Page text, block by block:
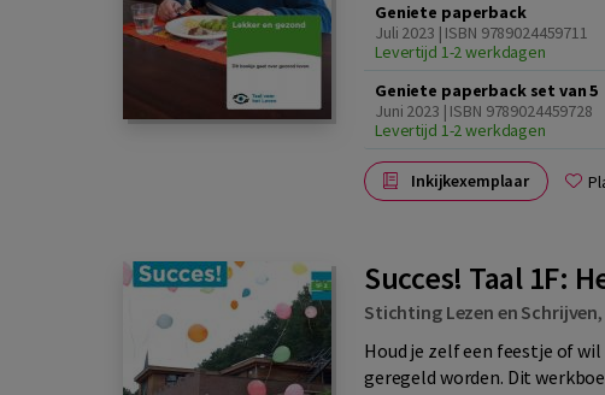
Geniete paperback
Juli 2023 | ISBN 9789024459711
Levertijd 1-2 werkdagen
Geniete paperback set van 5
Juni 2023 | ISBN 9789024459728
Levertijd 1-2 werkdagen
Inkijkexemplaar
Succes! Taal 1F:
Stichting Lezen en Schrijven,
Houd je zelf een feestje of
geregeld worden. Dit